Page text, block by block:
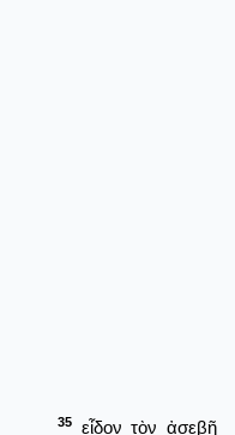
35
εἶδον τὸν ἀσεβῆ